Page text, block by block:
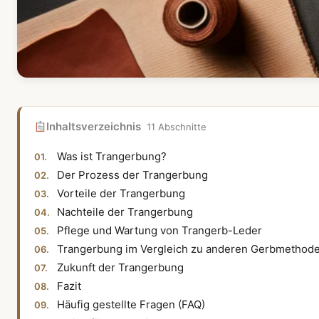
Inhaltsverzeichnis 11 Abschnitte
Was ist Trangerbung?
Der Prozess der Trangerbung
Vorteile der Trangerbung
Nachteile der Trangerbung
Pflege und Wartung von Trangerb-Leder
Trangerbung im Vergleich zu anderen
Zukunft der Trangerbung
Fazit
Häufig gestellte Fragen (FAQ)